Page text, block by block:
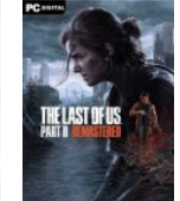
Регистрация